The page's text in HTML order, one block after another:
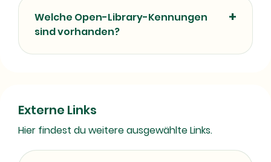
Welche Open-Library-Kennungen
sind vorhanden?
Externe Links
Hier findest du weitere ausgewählte Links.